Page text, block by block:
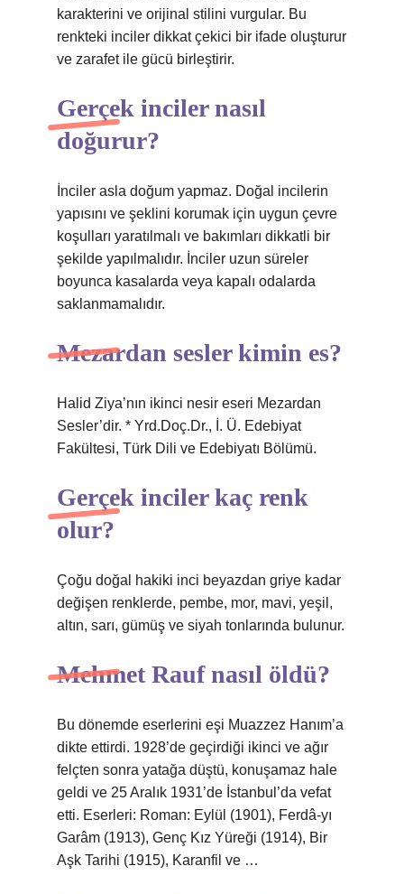
karakterini ve orijinal stilini vurgular. Bu
renkteki inciler dikkat çekici bir ifade oluşturur
ve zarafet ile gücü birleştirir.
Gerçek inciler nasıl
doğurur?
İnciler asla doğum yapmaz. Doğal incilerin
yapısını ve şeklini korumak için uygun çevre
koşulları yaratılmalı ve bakımları dikkatli bir
şekilde yapılmalıdır. İnciler uzun süreler
boyunca kasalarda veya kapalı odalarda
saklanmamalıdır.
Mezardan sesler kimin es?
Halid Ziya’nın ikinci nesir eseri Mezardan
Sesler’dir. * Yrd.Doç.Dr., İ. Ü. Edebiyat
Fakültesi, Türk Dili ve Edebiyatı Bölümü.
Gerçek inciler kaç renk
olur?
Çoğu doğal hakiki inci beyazdan griye kadar
değişen renklerde, pembe, mor, mavi, yeşil,
altın, sarı, gümüş ve siyah tonlarında bulunur.
Mehmet Rauf nasıl öldü?
Bu dönemde eserlerini eşi Muazzez Hanım’a
dikte ettirdi. 1928’de geçirdiği ikinci ve ağır
felçten sonra yatağa düştü, konuşamaz hale
geldi ve 25 Aralık 1931’de İstanbul’da vefat
etti. Eserleri: Roman: Eylül (1901), Ferdâ-yı
Garâm (1913), Genç Kız Yüreği (1914), Bir
Aşk Tarihi (1915), Karanfil ve …